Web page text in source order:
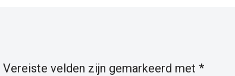
Vereiste velden zijn gemarkeerd met *